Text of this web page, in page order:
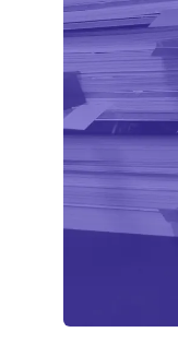
c
r
a
t
q
u
e
s
e